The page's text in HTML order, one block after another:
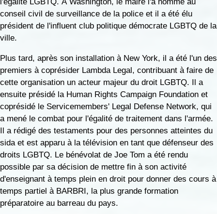
conseil civil de surveillance de la police et il a été élu
président de l'influent club politique démocrate LGBTQ de la
ville.
Plus tard, après son installation à New York, il a été l'un des
premiers à coprésider Lambda Legal, contribuant à faire de
cette organisation un acteur majeur du droit LGBTQ. Il a
ensuite présidé la Human Rights Campaign Foundation et
coprésidé le Servicemembers' Legal Defense Network, qui
a mené le combat pour l'égalité de traitement dans l'armée.
Il a rédigé des testaments pour des personnes atteintes du
sida et est apparu à la télévision en tant que défenseur des
droits LGBTQ. Le bénévolat de Joe Tom a été rendu
possible par sa décision de mettre fin à son activité
d'enseignant à temps plein en droit pour donner des cours à
temps partiel à BARBRI, la plus grande formation
préparatoire au barreau du pays.